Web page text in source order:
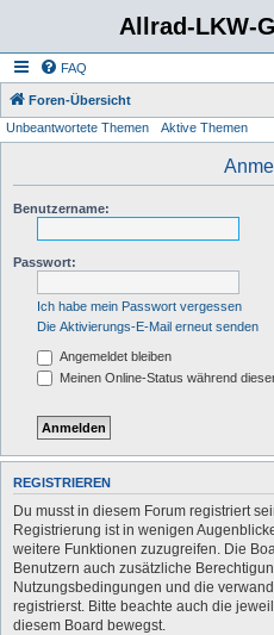
Allrad-LKW-
FAQ
Foren-Übersicht
Unbeantwortete Themen Aktive Themen
Benutzername:
Passwort:
Ich habe mein Passwort vergessen
Die Aktivierungs-E-Mail erneut senden
Angemeldet bleiben
Meinen Online-Status während
REGISTRIEREN
Du musst in diesem Forum registriert
Registrierung ist in wenigen
weitere Funktionen zuzugreifen. Die
Benutzern auch zusätzliche
Nutzungsbedingungen und die
registrierst. Bitte beachte auch die
diesem Board bewegst.